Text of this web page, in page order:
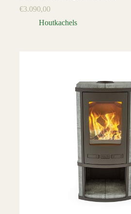
€3.090,00
Houtkachels